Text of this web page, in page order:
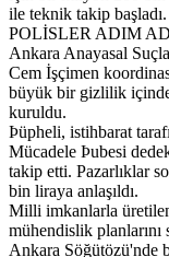
ile teknik takip başladı.
POLİSLER ADIM
Ankara Anayasal
Cem İşçimen
büyük bir gizlilik
kuruldu.
Þüpheli, istihbarat
Mücadele Þubesi
takip etti. Pazarlıklar
bin liraya anlaşıldı.
Milli imkanlarla
mühendislik planlarını
Ankara Söğütözü'nde